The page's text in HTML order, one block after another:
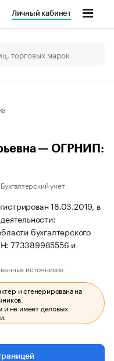
Личный кабинет
— ОГРНИП:
Бухгалтерский учет
18.03.2019, в
бухгалтерского
773389985556 и
источников.
и сгенерирована на
и не имеет деловых